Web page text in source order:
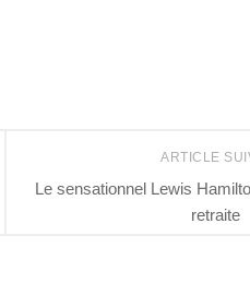
ARTICLE
Le sensationnel Lewis
retraite